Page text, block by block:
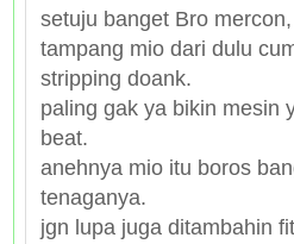
setuju banget Bro
tampang mio dari dulu
stripping doank.
paling gak ya bikin mesin
beat.
anehnya mio itu boros
tenaganya.
jgn lupa juga ditambahin